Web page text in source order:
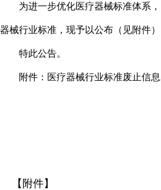
为进一步优化医疗器械标准体系
器械行业标准，现予以公布（见附件）
特此公告。
附件：医疗器械行业标准废止信
【附件】